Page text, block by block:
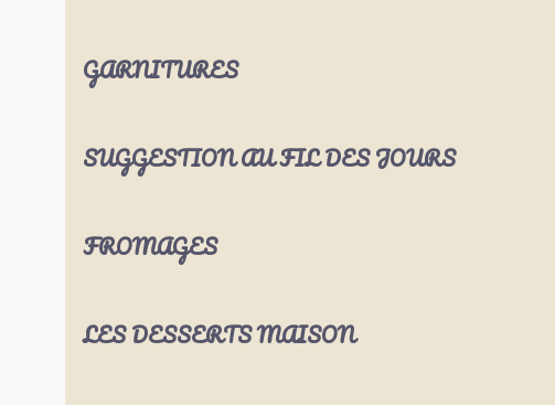
GARNITURES
SUGGESTION AU FIL DES JOURS
FROMAGES
LES DESSERTS MAISON